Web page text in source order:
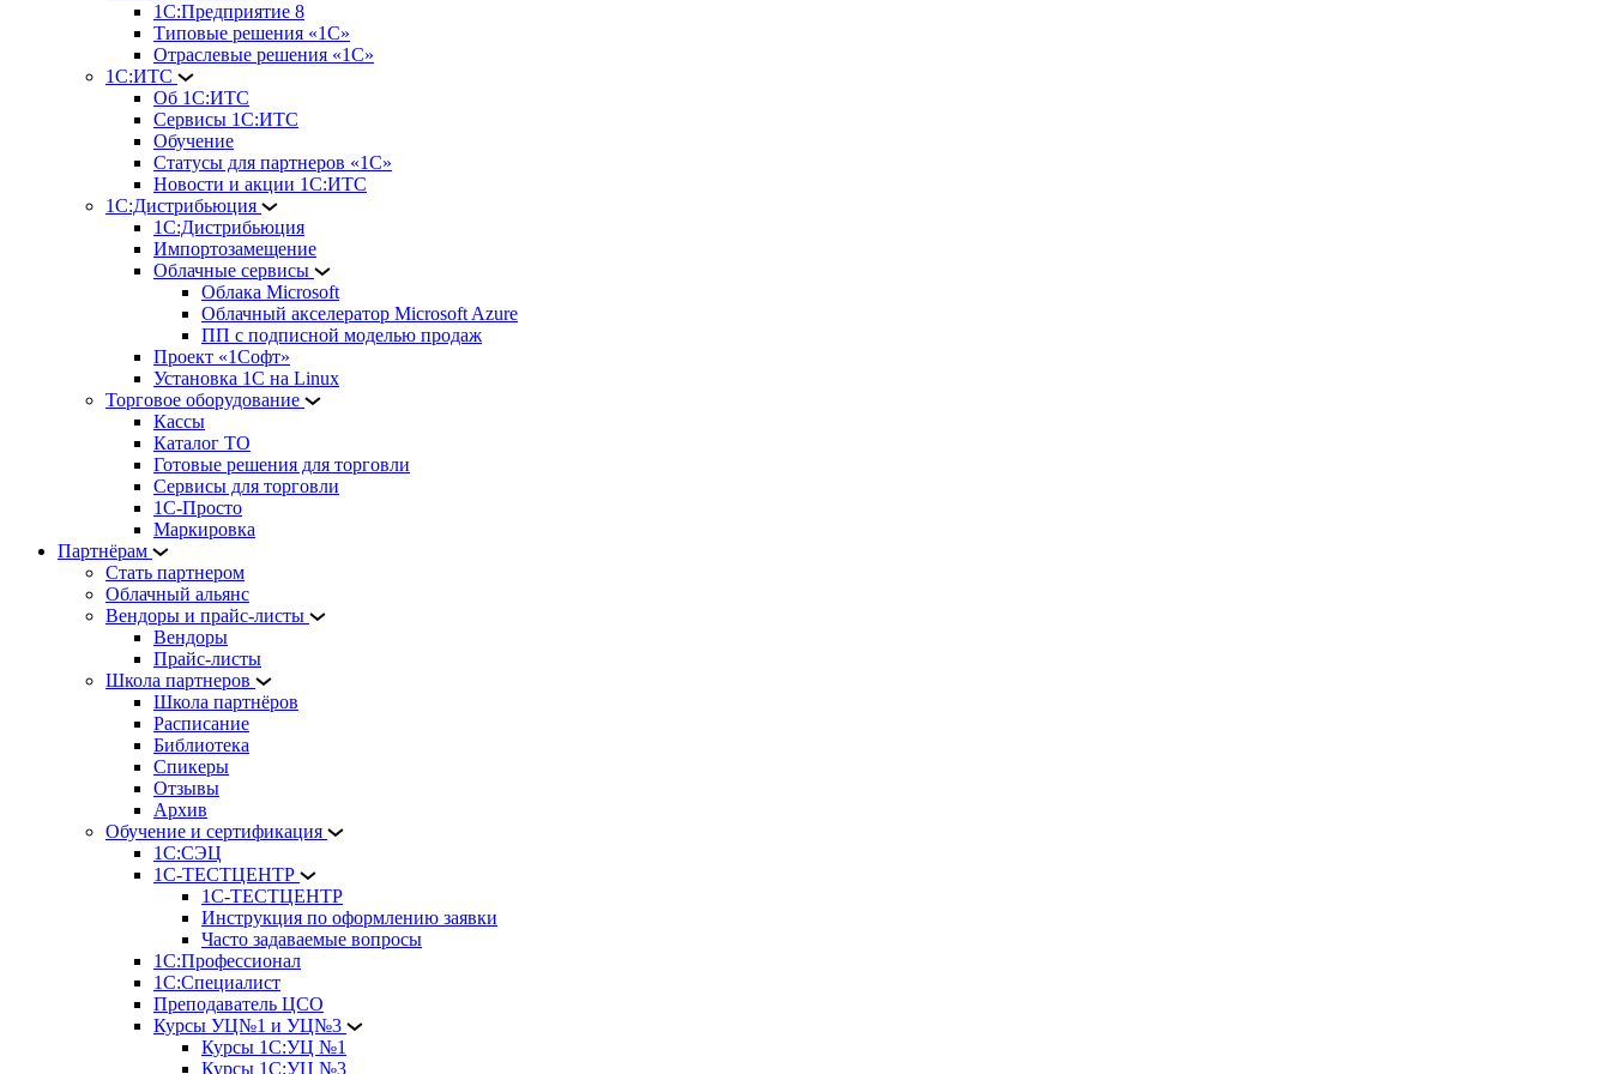
1С:Предприятие 8
Типовые решения «1С»
Отраслевые решения «1С»
1С:ИТС
Об 1С:ИТС
Сервисы 1С:ИТС
Обучение
Статусы для партнеров «1С»
Новости и акции 1С:ИТС
1С:Дистрибьюция
1С:Дистрибьюция
Импортозамещение
Облачные сервисы
Облака Microsoft
Облачный акселератор Microsoft Azure
ПП с подписной моделью продаж
Проект «1Софт»
Установка 1С на Linux
Торговое оборудование
Кассы
Каталог ТО
Готовые решения для торговли
Сервисы для торговли
1С-Просто
Маркировка
Партнёрам
Стать партнером
Облачный альянс
Вендоры и прайс-листы
Вендоры
Прайс-листы
Школа партнеров
Школа партнёров
Расписание
Библиотека
Спикеры
Отзывы
Архив
Обучение и сертификация
1С:СЭЦ
1С-ТЕСТЦЕНТР
1С-ТЕСТЦЕНТР
Инструкция по оформлению заявки
Часто задаваемые вопросы
1С:Профессионал
1С:Специалист
Преподаватель ЦСО
Курсы УЦ№1 и УЦ№3
Курсы 1С:УЦ №1
Курсы 1С:УЦ №3